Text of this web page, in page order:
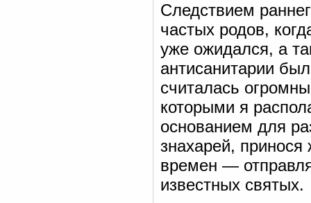
Следствием
частых родов,
уже ожидался, а
антисанитарии
считалась
которыми я
основанием для
знахарей, принося
времен —
известных святых.